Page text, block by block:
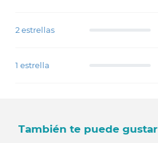
2 estrellas
1 estrella
También te puede gustar